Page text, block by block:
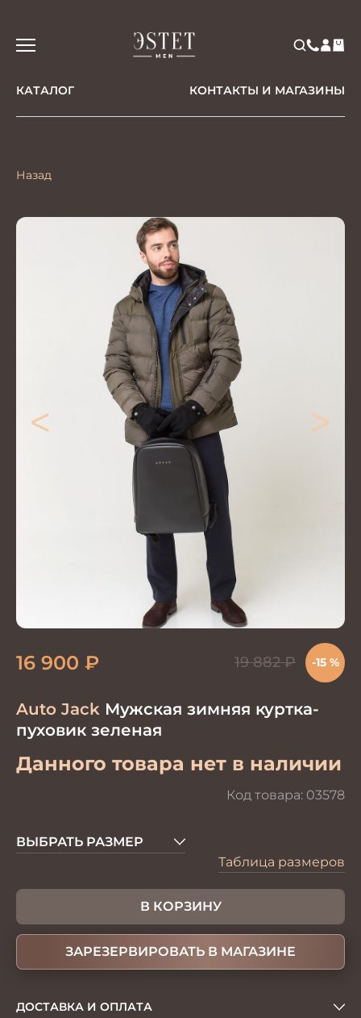
КАТАЛОГ КОНТАКТЫ И МАГАЗИНЫ
Назад
< >
Auto Jack Мужская зимняя куртка-
пуховик зеленая
Данного товара нет в наличии
Код товара: 03578
16 900 ₽ 19 882₽ -15 %
ВЫБРАТЬ РАЗМЕР
Таблица размеров
В КОРЗИНУ
ЗАРЕЗЕРВИРОВАТЬ В МАГАЗИНЕ
ДОСТАВКА И ОПЛАТА